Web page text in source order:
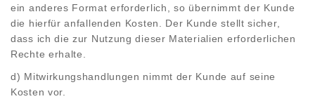
ein anderes Format erforderlich, so übernimmt der Kunde
die hierfür anfallenden Kosten. Der Kunde stellt sicher,
dass ich die zur Nutzung dieser Materialien erforderlichen
Rechte erhalte.
d) Mitwirkungshandlungen nimmt der Kunde auf seine
Kosten vor.